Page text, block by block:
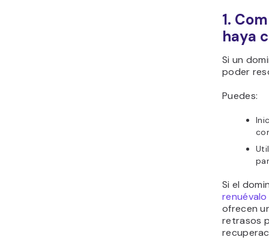
1.
haya
Si un
poder
Puedes:
Si el
ofrecen
retrasos